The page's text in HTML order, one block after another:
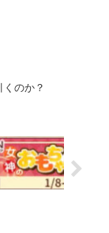
のか？